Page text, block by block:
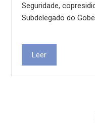
Seguridade,
Subdelegado do
Leer